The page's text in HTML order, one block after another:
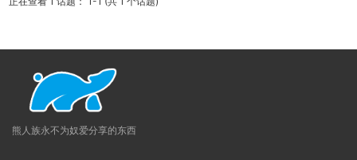
熊人族永不为奴爱分享的东西